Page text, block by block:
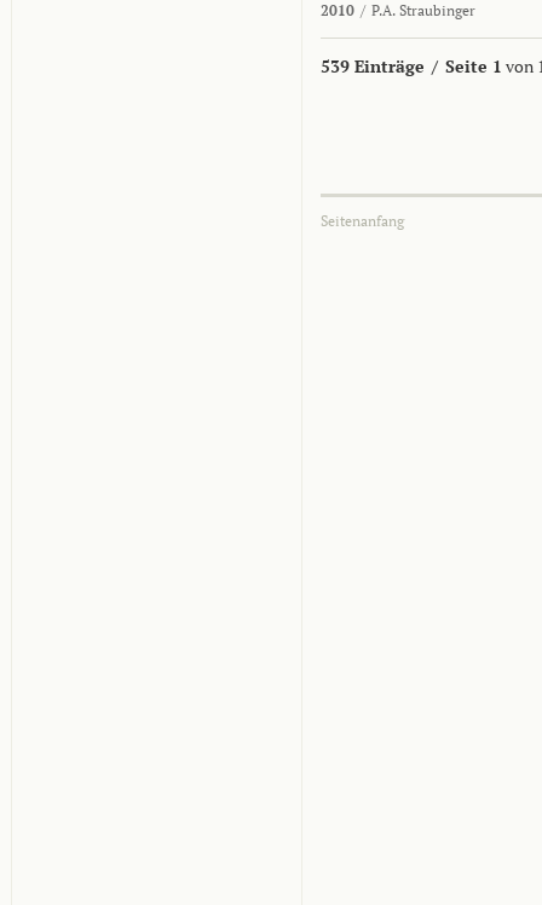
2010 / P.A. Straubinger
539 Einträge / Seite 1 von
Seitenanfang